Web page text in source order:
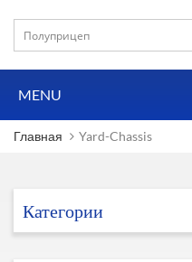
MENU
Главная Yard-Chassis
Категории